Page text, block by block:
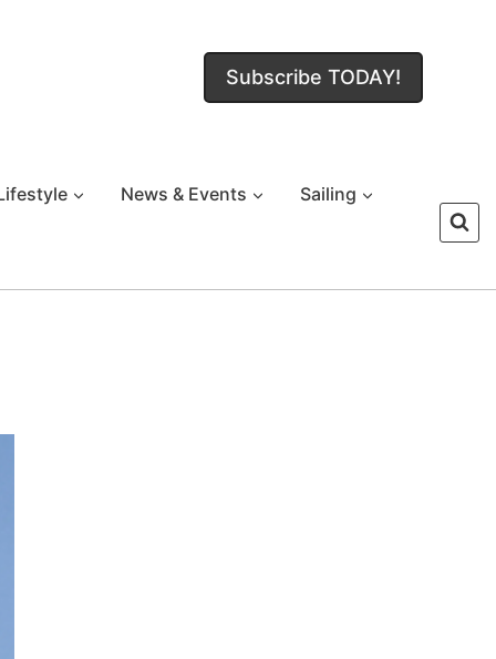
Subscribe TODAY!
News & Events Sailing